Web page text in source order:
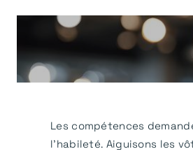
Les compétences
l'habileté. Aiguisons les